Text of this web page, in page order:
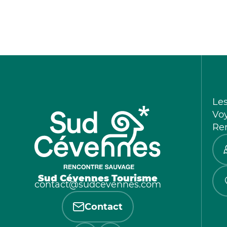
Sud Cévennes Tourisme
contact@sudcevennes.com
Contact